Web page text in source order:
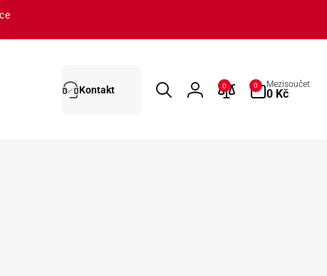
Kontakt
Přihlásit
0 0
polož.
Mezisoučet
0 Kč